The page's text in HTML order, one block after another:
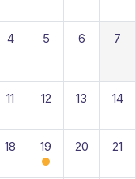
4 5 6 7
11 12 13 14
18 19 20 21